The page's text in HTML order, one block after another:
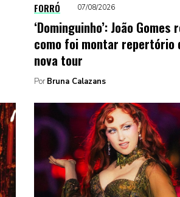
FORRÓ 07/08/2026
‘Dominguinho’: João Gomes
como foi montar repertório
nova tour
Por Bruna Calazans